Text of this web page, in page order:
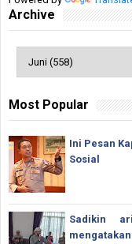
Archive
Most Popular
Ini Pesan
Sosial
Sadikin